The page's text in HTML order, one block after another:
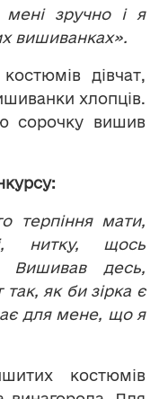
зручно і я
вишиванках».
дівчат,
хлопців.
сорочку вишив
терпіння мати,
нитку, щось
Вишивав десь,
як би зірка є
для мене, що я
костюмів